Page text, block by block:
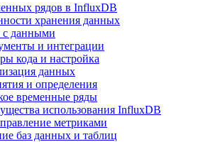
рядов в InfluxDB
хранения данных
с данными
и интеграции
кода и настройка
данных
и определения
временные ряды
использования InfluxDB
метриками
баз данных и таблиц